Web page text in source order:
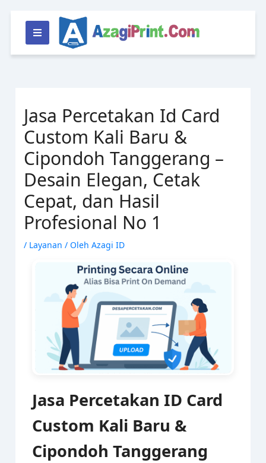
konten
Jasa Percetakan Id Card
Custom Kali Baru &
Cipondoh Tanggerang –
Desain Elegan, Cetak
Cepat, dan Hasil
Profesional No 1
/ Layanan / Oleh Azagi ID
Jasa Percetakan ID Card
Custom Kali Baru &
Cipondoh Tanggerang